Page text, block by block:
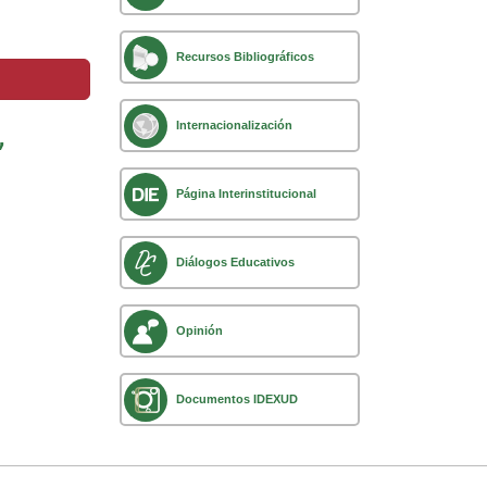
Recursos Bibliográficos
Internacionalización
Página Interinstitucional
Diálogos Educativos
Opinión
Documentos IDEXUD